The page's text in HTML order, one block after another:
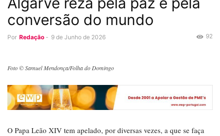
conversão do mundo
Por Redação - 9 de Junho de 2026 92
Foto © Samuel Mendonça/Folha do Domingo
O Papa Leão XIV tem apelado, por diversas vezes, a que se faça